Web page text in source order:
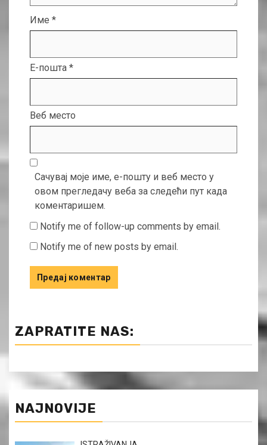
Име *
Е-пошта *
Веб место
Сачувај моје име, е-пошту и веб место у
овом прегледачу веба за следећи пут када
коментаришем.
Notify me of follow-up comments by email.
Notify me of new posts by email.
ZAPRATITE NAS:
NAJNOVIJE